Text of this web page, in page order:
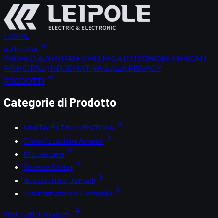
HOME
AZIENDA expand_more
PROFILO AZIENDALECERTIFICATO D'ONORE MERCATI
PRINCIPALI INFORMATIVA SULLA PRIVACY
PRODOTTI expand_more
Categorie di Prodotto
UNITÀ FILTRO VENTOLA chevron_right
Climatizzazione Armadi chevron_right
Morsettiere chevron_right
Sistema Sbarre chevron_right
Accessori per Armadi chevron_right
Trasformatori di Controllo chevron_right
Vedi Tutti i Prodotti arrow_forward